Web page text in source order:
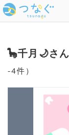
🦕千月🌙さ
-4件）